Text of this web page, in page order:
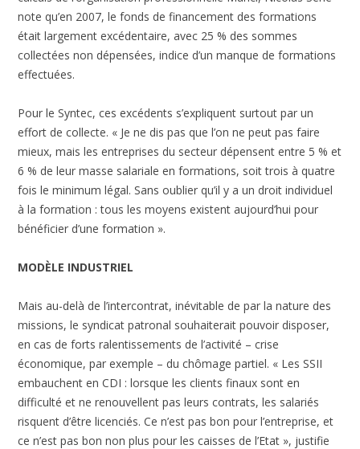
note qu’en 2007, le fonds de financement des formations
était largement excédentaire, avec 25 % des sommes
collectées non dépensées, indice d’un manque de formations
effectuées.
Pour le Syntec, ces excédents s’expliquent surtout par un
effort de collecte. « Je ne dis pas que l’on ne peut pas faire
mieux, mais les entreprises du secteur dépensent entre 5 % et
6 % de leur masse salariale en formations, soit trois à quatre
fois le minimum légal. Sans oublier qu’il y a un droit individuel
à la formation : tous les moyens existent aujourd’hui pour
bénéficier d’une formation ».
MODÈLE INDUSTRIEL
Mais au-delà de l’intercontrat, inévitable de par la nature des
missions, le syndicat patronal souhaiterait pouvoir disposer,
en cas de forts ralentissements de l’activité – crise
économique, par exemple – du chômage partiel. « Les SSII
embauchent en CDI : lorsque les clients finaux sont en
difficulté et ne renouvellent pas leurs contrats, les salariés
risquent d’être licenciés. Ce n’est pas bon pour l’entreprise, et
ce n’est pas bon non plus pour les caisses de l’Etat », justifie